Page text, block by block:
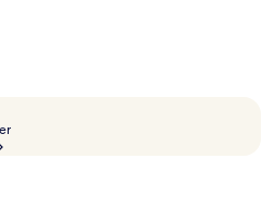
yang bisa Anda nikmati. Para